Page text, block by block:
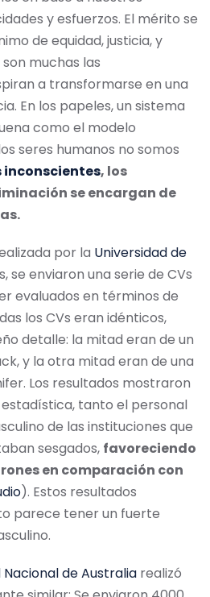
y esfuerzos. El mérito se
de equidad, justicia, y
muchas las
a transformarse en una
En los papeles, un sistema
como el modelo
seres humanos no somos
inconscientes, los
se encargan de
por la Universidad de
se enviaron una serie de CVs
evaluados en términos de
los CVs eran idénticos,
detalle: la mitad eran de un
y la otra mitad eran de una
Los resultados mostraron
tanto el personal
de las instituciones que
sesgados, favoreciendo
en comparación con
). Estos resultados
parece tener un fuerte
Nacional de Australia realizó